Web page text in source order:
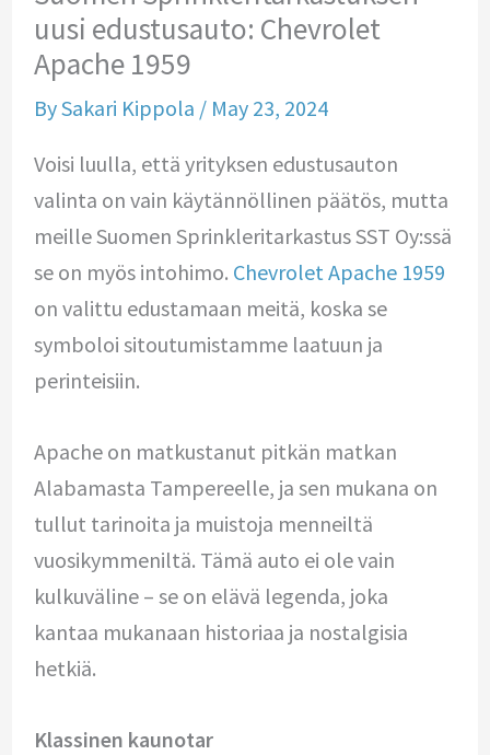
uusi edustusauto: Chevrolet
Apache 1959
BySakari Kippola / May 23, 2024
Voisi luulla, että yrityksen edustusauton
valinta on vain käytännöllinen päätös, mutta
meille Suomen Sprinkleritarkastus SST Oy:ssä
se on myös intohimo. Chevrolet Apache 1959
on valittu edustamaan meitä, koska se
symboloi sitoutumistamme laatuun ja
perinteisiin.
Apache on matkustanut pitkän matkan
Alabamasta Tampereelle, ja sen mukana on
tullut tarinoita ja muistoja menneiltä
vuosikymmeniltä. Tämä auto ei ole vain
kulkuväline – se on elävä legenda, joka
kantaa mukanaan historiaa ja nostalgisia
hetkiä.
Klassinen kaunotar